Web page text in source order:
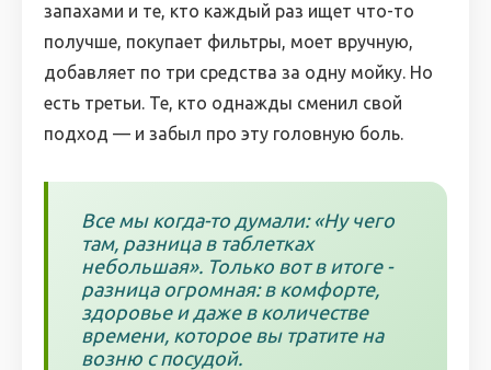
запахами и те, кто каждый раз ищет что-то
получше, покупает фильтры, моет вручную,
добавляет по три средства за одну мойку. Но
есть третьи. Те, кто однажды сменил свой
подход — и забыл про эту головную боль.
Все мы когда-то думали: «Ну чего
там, разница в таблетках
небольшая». Только вот в итоге -
разница огромная: в комфорте,
здоровье и даже в количестве
времени, которое вы тратите на
возню с посудой.